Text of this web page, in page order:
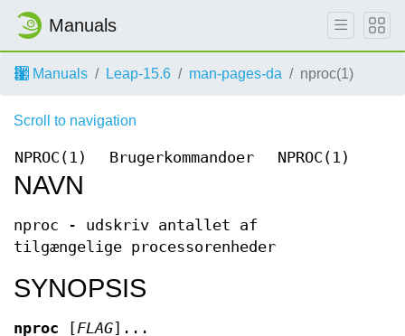
Manuals
Manuals Leap-15.6 man-pages-da nproc(1)
Scroll to navigation
NPROC(1) Brugerkommandoer NPROC(1)
NAVN
nproc - udskriv antallet af
tilgængelige processorenheder
SYNOPSIS
nproc [FLAG]...